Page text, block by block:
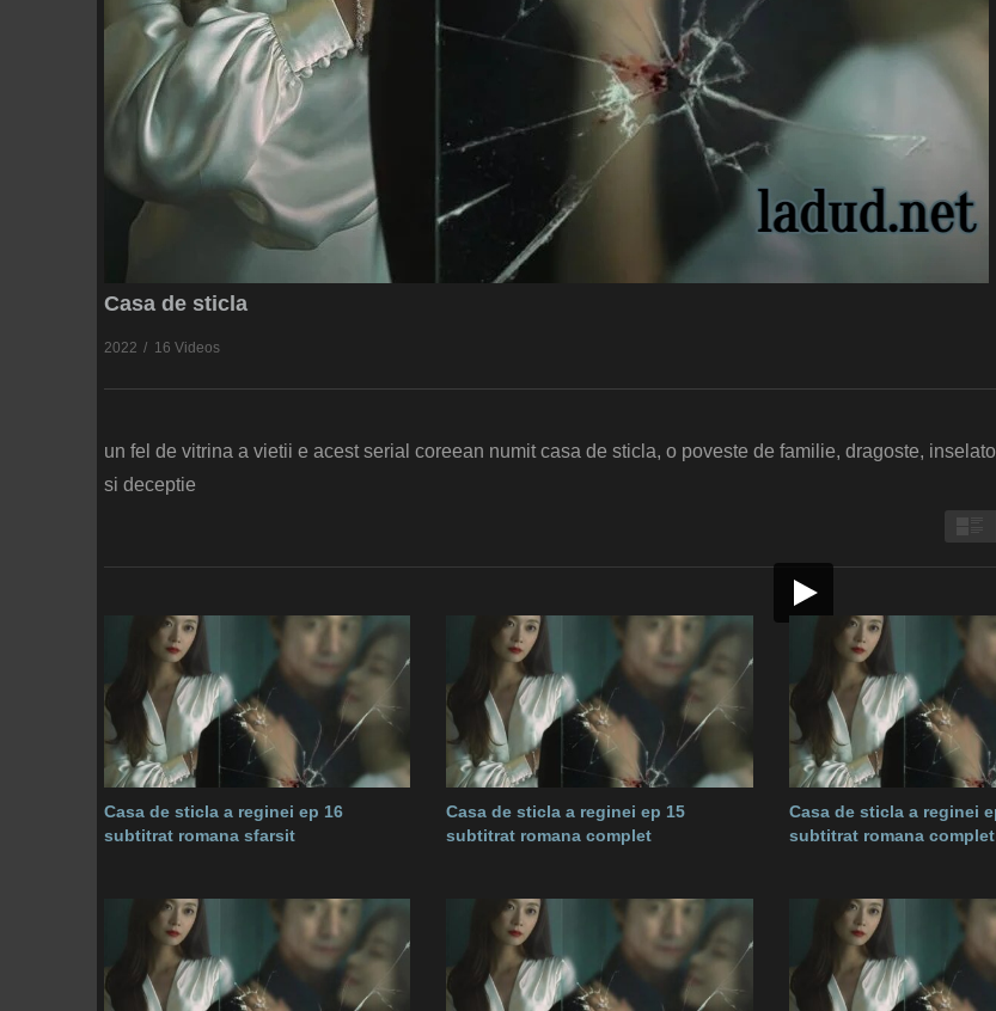
Casa de sticla
2022 16 Videos
un fel de vitrina a vietii e acest serial coreean numit casa de sticla, o poveste de familie, dragoste,
si deceptie
Casa de sticla a reginei ep 16
subtitrat romana sfarsit
Casa de sticla a reginei ep 15
subtitrat romana complet
Casa de sticla a reginei
subtitrat romana complet